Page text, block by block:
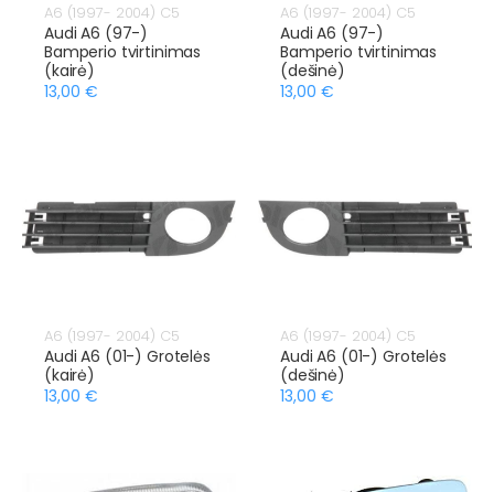
A6 (1997- 2004) C5
Audi A6 (97-)
Bamperio tvirtinimas
(kairė)
13,00 €
A6 (1997- 2004) C5
Audi A6 (97-)
Bamperio tvirtinimas
(dešinė)
13,00 €
A6 (1997- 2004) C5
Audi A6 (01-) Grotelės
(kairė)
13,00 €
A6 (1997- 2004) C5
Audi A6 (01-) Grotelės
(dešinė)
13,00 €